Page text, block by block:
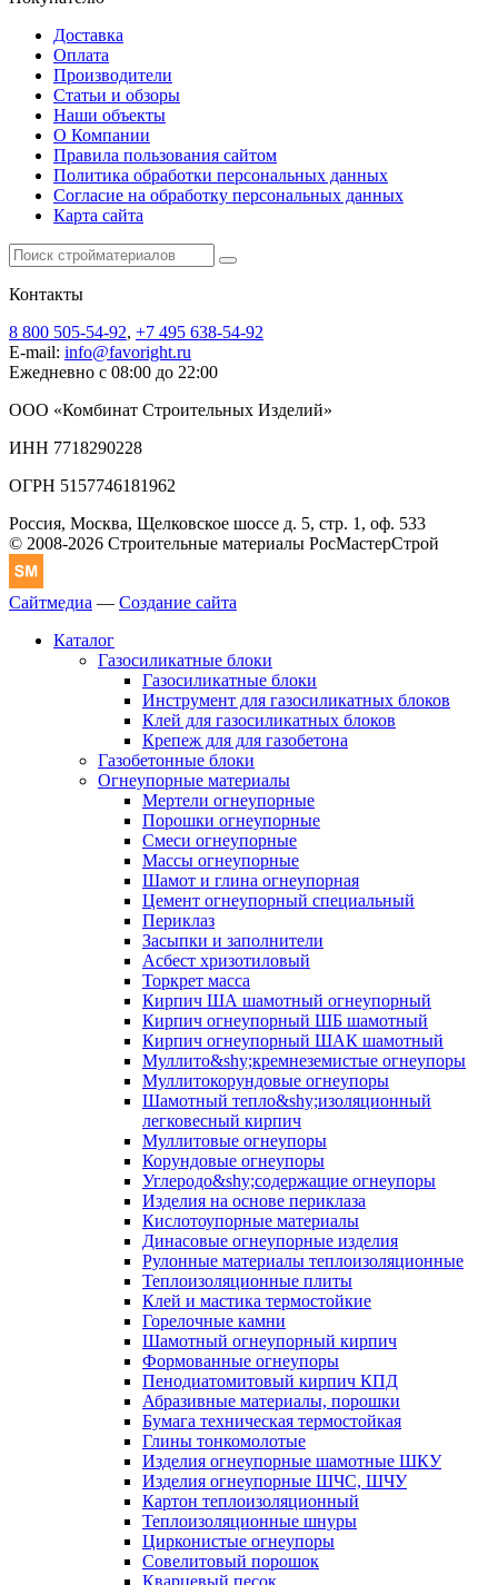
Доставка
Оплата
Производители
Статьи и обзоры
Наши объекты
О Компании
Правила пользования сайтом
Политика обработки персональных данных
Согласие на обработку персональных данных
Карта сайта
Контакты
8 800 505-54-92, +7 495 638-54-92
E-mail: info@favoright.ru
Ежедневно с 08:00 до 22:00
ООО «Комбинат Строительных Изделий»
ИНН 7718290228
ОГРН 5157746181962
Россия, Москва, Щелковское шоссе д. 5, стр. 1, оф. 533
© 2008-2026 Строительные материалы РосМастерСтрой
Сайтмедиа — Создание сайта
Каталог
Газосиликатные блоки
Газосиликатные блоки
Инструмент для газосиликатных блоков
Клей для газосиликатных блоков
Крепеж для для газобетона
Газобетонные блоки
Огнеупорные материалы
Мертели огнеупорные
Порошки огнеупорные
Смеси огнеупорные
Массы огнеупорные
Шамот и глина огнеупорная
Цемент огнеупорный специальный
Периклаз
Засыпки и заполнители
Асбест хризотиловый
Торкрет масса
Кирпич ША шамотный огнеупорный
Кирпич огнеупорный ШБ шамотный
Кирпич огнеупорный ШАК шамотный
Муллито&shy;­кремнеземистые огнеупоры
Муллито­корундовые огнеупоры
Шамотный тепло&shy;изоляционный
легковесный кирпич
Муллитовые огнеупоры
Корундовые огнеупоры
Углеродо&shy;содержащие огнеупоры
Изделия на основе периклаза
Кислотоупорные материалы
Динасовые огнеупорные изделия
Рулонные материалы теплоизоляционные
Тепло­изоляционные плиты
Клей и мастика термостойкие
Горелочные камни
Шамотный огнеупорный кирпич
Формованные огнеупоры
Пенодиатомитовый кирпич КПД
Абразивные материалы, порошки
Бумага техническая термостойкая
Глины тонкомолотые
Изделия огнеупорные шамотные ШКУ
Изделия огнеупорные ШЧС, ШЧУ
Картон теплоизоляционный
Теплоизоляционные шнуры
Цирконистые огнеупоры
Совелитовый порошок
Кварцевый песок